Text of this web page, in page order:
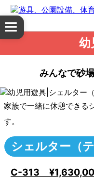
体
育
館・
育
器
具
公
メ
ニ
く
幼
みんなで砂
家族で一緒に休憩できる
す。
シェルター（
C-313